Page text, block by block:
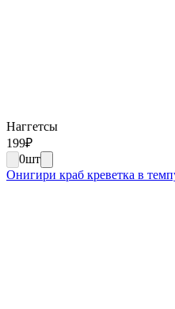
Наггетсы
199₽
0шт
Онигири краб креветка в